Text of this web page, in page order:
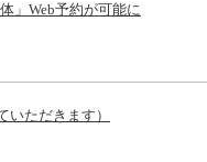
」Web予約が可能に
ただきます）